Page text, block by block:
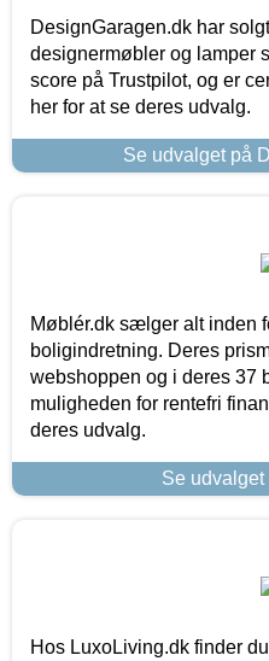
DesignGaragen.dk har
designermøbler og lamper
score på Trustpilot, og er
her for at se deres udvalg.
Se udvalget på
Møblér.dk sælger alt inden
boligindretning. Deres
webshoppen og i deres 37
muligheden for rentefri
deres udvalg.
Se
Hos LuxoLiving.dk finder